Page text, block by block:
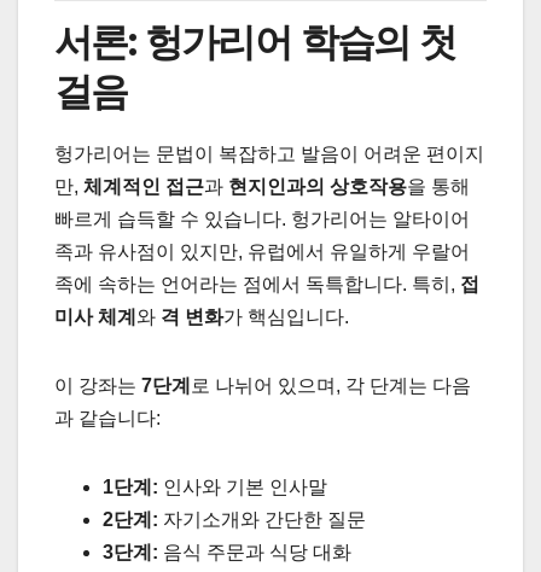
서론: 헝가리어 학습의 첫
걸음
헝가리어는 문법이 복잡하고 발음이 어려운 편이지
만, 체계적인 접근과 현지인과의 상호작용을 통해
빠르게 습득할 수 있습니다. 헝가리어는 알타이어
족과 유사점이 있지만, 유럽에서 유일하게 우랄어
족에 속하는 언어라는 점에서 독특합니다. 특히, 접
미사 체계 와 격 변화가 핵심입니다.
이 강좌는 7단계 로 나뉘어 있으며, 각 단계는 다음
과 같습니다:
1단계: 인사와 기본 인사말
2단계: 자기소개와 간단한 질문
3단계: 음식 주문과 식당 대화